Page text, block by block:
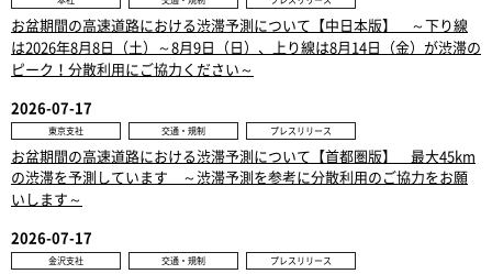
お盆期間の高速道路における渋滞予測について【中日本版】 ～下り線
は2026年8月8日（土）～8月9日（日）、上り線は8月14日（金）が渋滞の
ピーク！分散利用にご協力ください～
2026-07-17
東京支社 交通・規制 プレスリリース
お盆期間の高速道路における渋滞予測について【首都圏版】 最大45km
の渋滞を予測しています ～渋滞予測を参考に分散利用のご協力をお願
いします～
2026-07-17
金沢支社 交通・規制 プレスリリース